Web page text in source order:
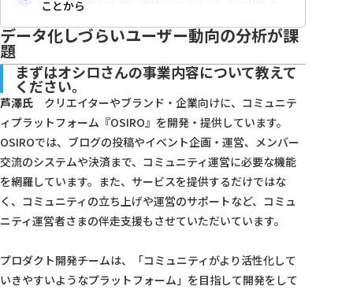
ことから
データ化しづらいユーザー動向の分析が課
題
まずはオシロさんの事業内容について教えて
ください。
芦澤氏 クリエイターやブランド・企業向けに、コミュニテ
ィプラットフォーム『OSIRO』を開発・提供しています。
OSIROでは、ブログの投稿やイベント企画・運営、メンバー
交流のシステムや決済まで、コミュニティ運営に必要な機能
を網羅しています。また、サービスを提供するだけではな
く、コミュニティの立ち上げや運営のサポートなど、コミュ
ニティ運営者さまの伴走支援もさせていただいています。
プロダクト開発チームは、「コミュニティがより活性化して
いきやすいようなプラットフォーム」を目指して開発をして